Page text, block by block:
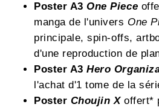
Poster A3One Piece
manga de l'univers One
principale, spin-offs,
d'une reproduction de
Poster A3Hero
l'achat d'1 tome de la
Poster Choujin X offert*